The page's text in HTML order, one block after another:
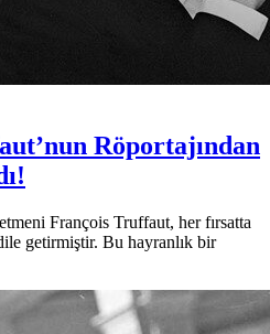
Röportajından
François Truffaut, her fırsatta
getirmiştir. Bu hayranlık bir